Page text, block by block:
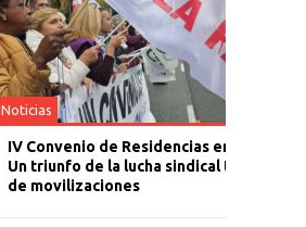
Noticias
IV Convenio de Residencias en La Rioja:
Un triunfo de la lucha sindical tras un año
de movilizaciones